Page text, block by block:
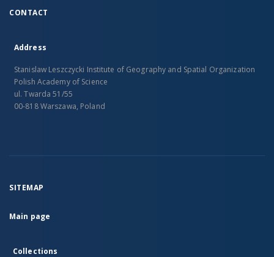
CONTACT
Address
Stanislaw Leszczycki Institute of Geography and Spatial Organization
Polish Academy of Science
ul. Twarda 51/55
00-818 Warszawa, Poland
SITEMAP
Main page
Collections